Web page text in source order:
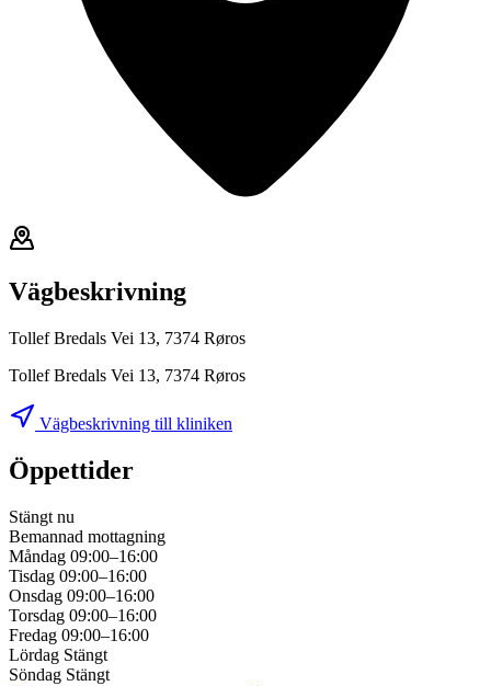
Vägbeskrivning
Tollef Bredals Vei 13, 7374 Røros
Tollef Bredals Vei 13, 7374 Røros
Vägbeskrivning till kliniken
Öppettider
Stängt nu
Bemannad mottagning
Måndag 09:00–16:00
Tisdag 09:00–16:00
Onsdag 09:00–16:00
Torsdag 09:00–16:00
Fredag 09:00–16:00
Lördag Stängt
Söndag Stängt